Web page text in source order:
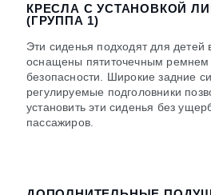
КРЕСЛА С УСТАНОВКОЙ
(ГРУППА 1)
Эти сиденья подходят для детей
оснащены пятиточечным ремнем
безопасности. Широкие задние
регулируемые подголовники
установить эти сиденья без
пассажиров.